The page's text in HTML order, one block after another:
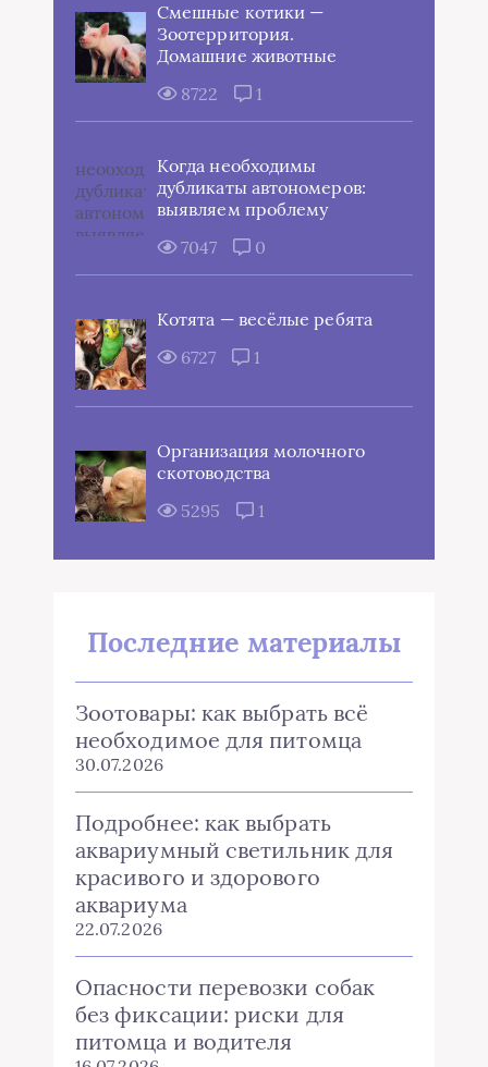
Смешные котики —
Зоотерритория.
Домашние животные
8722
1
Когда необходимы
дубликаты автономеров:
выявляем проблему
7047
0
Котята — весёлые ребята
6727
1
Организация молочного
скотоводства
5295
1
Последние материалы
Зоотовары: как выбрать всё
необходимое для питомца
30.07.2026
Подробнее: как выбрать
аквариумный светильник для
красивого и здорового
аквариума
22.07.2026
Опасности перевозки собак
без фиксации: риски для
питомца и водителя